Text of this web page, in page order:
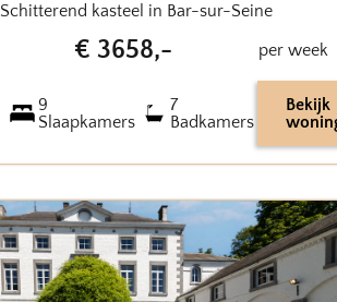
Schitterend kasteel in Bar-sur-Seine
€ 3658,- per week
9
Slaapkamers
7
Badkamers
Bekijk